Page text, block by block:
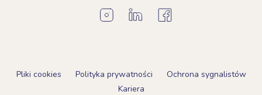
Pliki cookies Polityka prywatności
Ochrona sygnalistów
Kariera